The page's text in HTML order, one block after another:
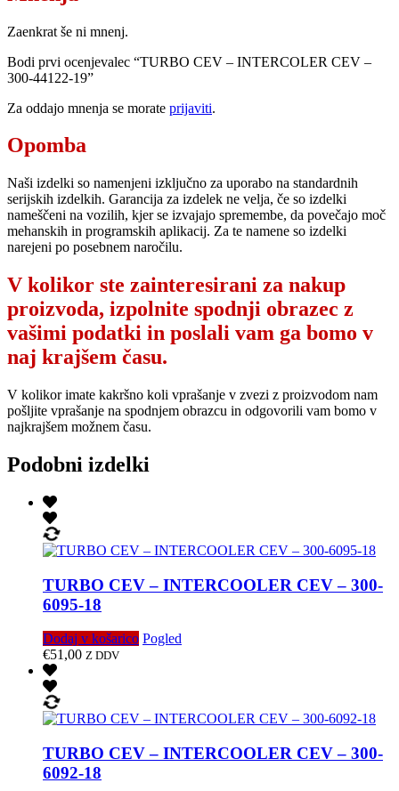
Zaenkrat še ni mnenj.
Bodi prvi ocenjevalec “TURBO CEV – INTERCOLER CEV –
300-44122-19”
Za oddajo mnenja se morate prijaviti.
Opomba
Naši izdelki so namenjeni izključno za uporabo na standardnih
serijskih izdelkih. Garancija za izdelek ne velja, če so izdelki
nameščeni na vozilih, kjer se izvajajo spremembe, da povečajo moč
mehanskih in programskih aplikacij. Za te namene so izdelki
narejeni po posebnem naročilu.
V kolikor ste zainteresirani za nakup
proizvoda, izpolnite spodnji obrazec z
vašimi podatki in poslali vam ga bomo v
naj krajšem času.
V kolikor imate kakršno koli vprašanje v zvezi z proizvodom nam
pošljite vprašanje na spodnjem obrazcu in odgovorili vam bomo v
najkrajšem možnem času.
Podobni izdelki
TURBO CEV – INTERCOOLER CEV – 300-
6095-18
Dodaj v košarico Pogled
€51,00 Z DDV
TURBO CEV – INTERCOOLER CEV – 300-
6092-18